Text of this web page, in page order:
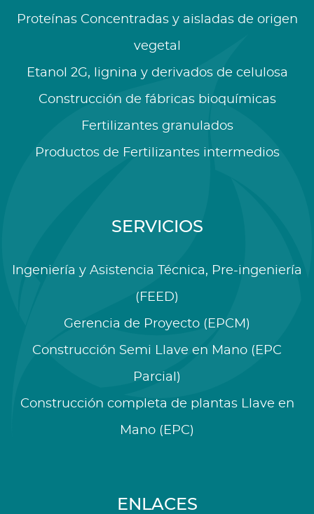
Proteínas Concentradas y aisladas de origen
vegetal
Etanol 2G, lignina y derivados de celulosa
Construcción de fábricas bioquímicas
Fertilizantes granulados
Productos de Fertilizantes intermedios
SERVICIOS
Ingeniería y Asistencia Técnica, Pre-ingeniería
(FEED)
Gerencia de Proyecto (EPCM)
Construcción Semi Llave en Mano (EPC
Parcial)
Construcción completa de plantas Llave en
Mano (EPC)
ENLACES